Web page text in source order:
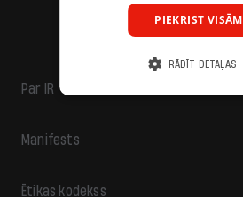
Par IR
Manifests
Ētikas kodekss
PIEKRIST VISĀM
RĀDĪT DETAĻAS